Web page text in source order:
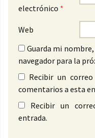
electrónico *
Web
Guarda mi
navegador para la
Recibir un
comentarios a esta
Recibir un
entrada.